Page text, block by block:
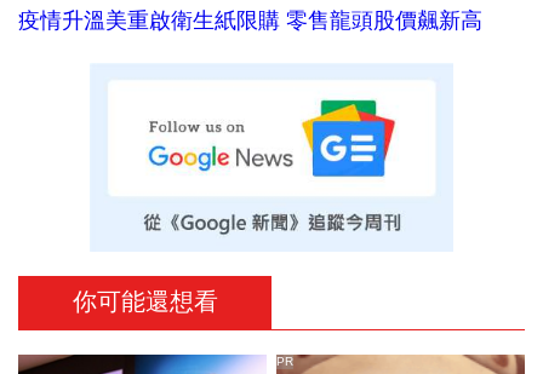
疫情升溫美重啟衛生紙限購 零售龍頭股價飆新高
你可能還想看
PR